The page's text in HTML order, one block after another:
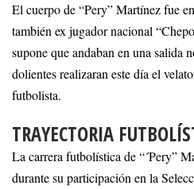
El cuerpo de “Pery” Martínez fue
también ex jugador nacional
supone que andaban en una salida
dolientes realizaran este día el
futbolista.
TRAYECTORIA
La carrera futbolística de “´Pery”
durante su participación en la